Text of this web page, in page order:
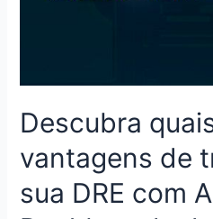
Descubra
vantagens de
sua DRE com